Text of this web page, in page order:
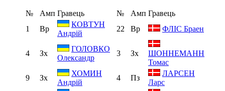
№ Амп Гравець № Амп Гравець
1
Вр
КОВТУН
Андрій
22 Вр ФЛІС Браен
4 Зх
ГОЛОВКО
Олександр
3 Зх
ШОННЕМАНН
Томас
9
Зх
ХОМИН
Андрій
4 Пз
ЛАРСЕН
Ларс